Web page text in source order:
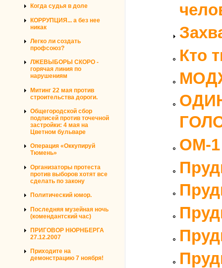
Когда судья в доле
КОРРУПЦИЯ... а без нее
никак
Легко ли создать
профсоюз?
ЛЖЕВЫБОРЫ СКОРО -
горячая линия по
нарушениям
Митинг 22 мая против
строительства дороги.
Общегородской сбор
подписей против точечной
застройки: 4 мая на
Цветном бульваре
Операция «Оккупируй
Тюмень»
Организаторы протеста
против выборов хотят все
сделать по закону
Политический юмор.
Последняя музейная ночь
(комендантский час)
ПРИГОВОР НЮРНБЕРГА
27.12.2007
Приходите на
демонстрацию 7 ноября!
Кто
ОМ-1